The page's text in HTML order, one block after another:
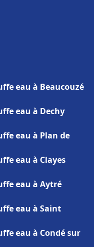
eau à Beaucouzé
eau à Dechy
eau à Plan de
eau à Clayes
eau à Aytré
eau à Saint
eau à Condé sur